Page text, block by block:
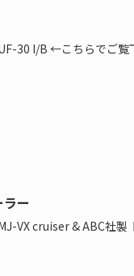
30 I/B ←こちらでご覧
ー
VX cruiser & ABC社製